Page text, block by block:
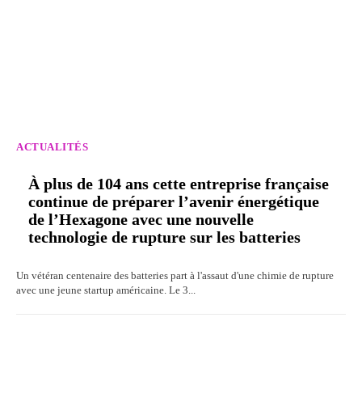
ACTUALITÉS
À plus de 104 ans cette entreprise française
continue de préparer l’avenir énergétique
de l’Hexagone avec une nouvelle
technologie de rupture sur les batteries
Un vétéran centenaire des batteries part à l'assaut d'une chimie de rupture
avec une jeune startup américaine. Le 3...